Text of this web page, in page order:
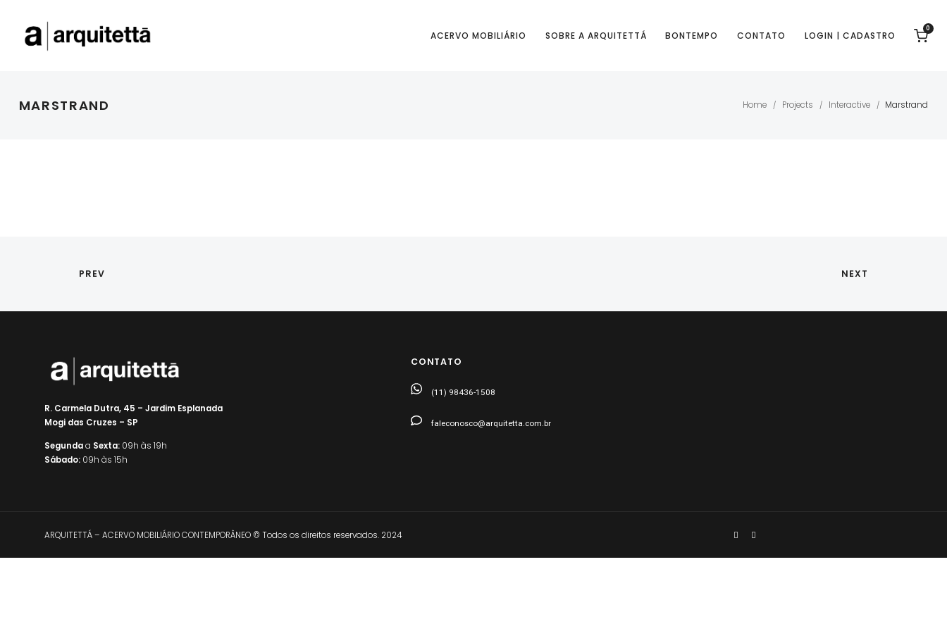
ACERVO MOBILIÁRIO SOBRE A ARQUITETTÁ BONTEMPO CONTATO LOGIN | CADASTRO
0
MARSTRAND Home / Projects / Interactive / Marstrand
PREV NEXT
R. Carmela Dutra, 45 – Jardim Esplanada
Mogi das Cruzes – SP
Segundaa Sexta:09h às 19h
Sábado:09h às 15h
CONTATO
(11) 98436-1508
faleconosco@arquitetta.com.br
ARQUITETTÁ – ACERVO MOBILIÁRIO CONTEMPORÂNEO © Todos os direitos reservados. 2024